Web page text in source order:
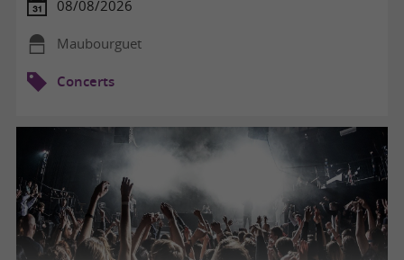
08/08/2026
Maubourguet
Concerts